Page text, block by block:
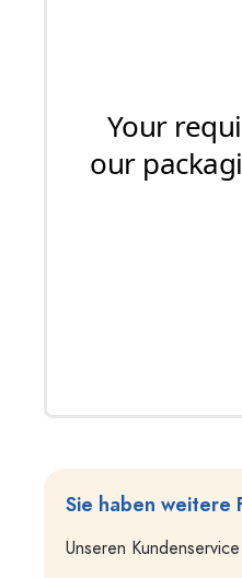
Sie haben weitere
Unseren